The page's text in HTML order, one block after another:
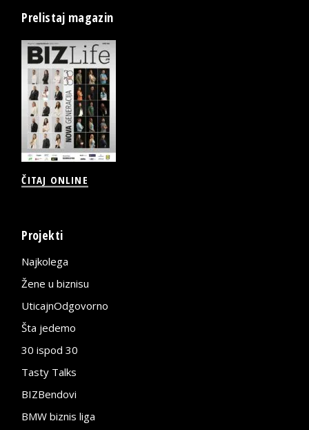
Prelistaj magazin
ČITAJ ONLINE
Projekti
Najkolega
Žene u biznisu
UticajnOdgovorno
Šta jedemo
30 ispod 30
Tasty Talks
BIZBendovi
BMW biznis liga